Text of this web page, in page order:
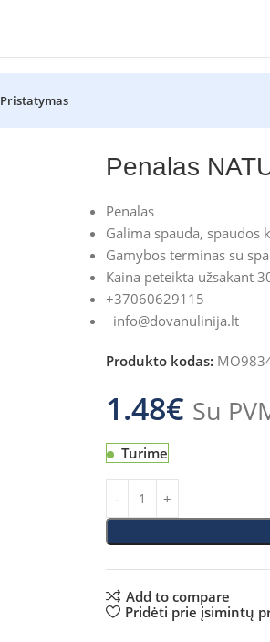
Pristatymas
Penalas
Penalas
Galima spauda, spaudos
Gamybos terminas su
Kaina peteikta užsakant
+37060629115
info@dovanulinija.lt
Produkto kodas:
1.48€ Su
Turime
Add to compare
Pridėti prie įsimintų